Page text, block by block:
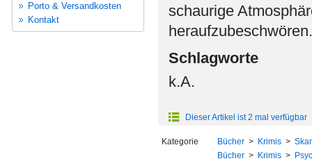
Porto & Versandkosten
Kontakt
schaurige
heraufzubeschwören.
Schlagworte
k.A.
Dieser Artikel ist 2 mal verfügbar
Kategorie Bücher > Krimis >
Bücher > Krimis >